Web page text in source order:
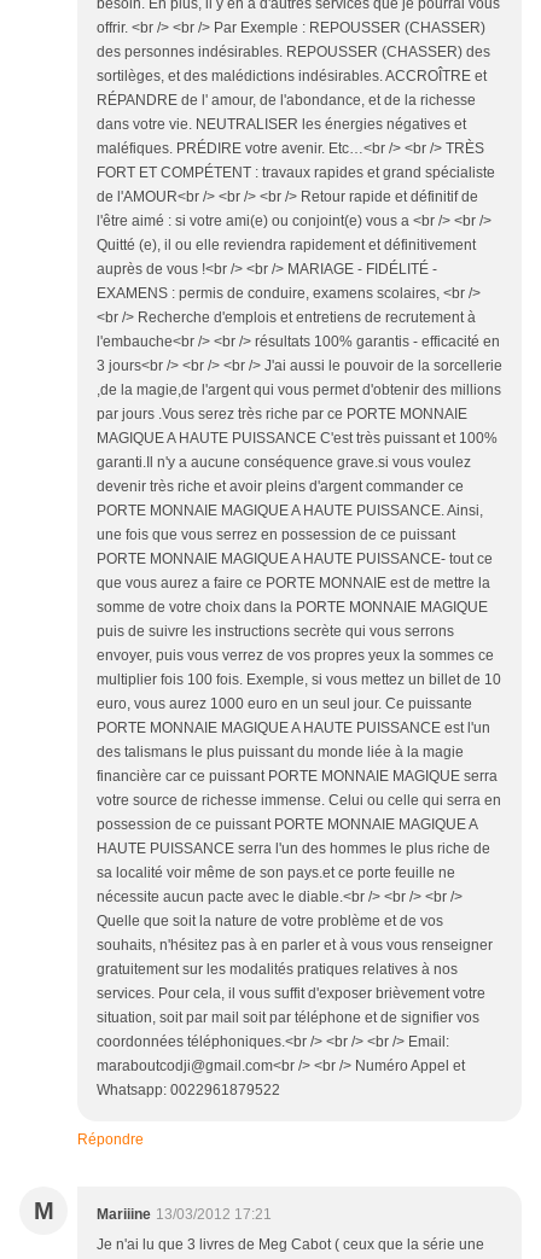
Répondre
M Mariiine 13/03/2012 17:21
Je n'ai lu que 3 livres de Meg Cabot ( ceux que la série une